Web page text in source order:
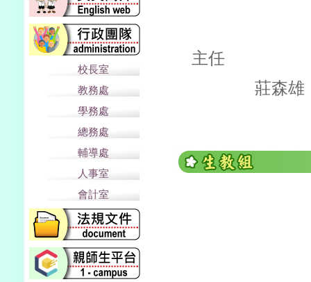
校長室
教務處
學務處
總務處
輔導處
人事室
會計室
主任
莊森雄